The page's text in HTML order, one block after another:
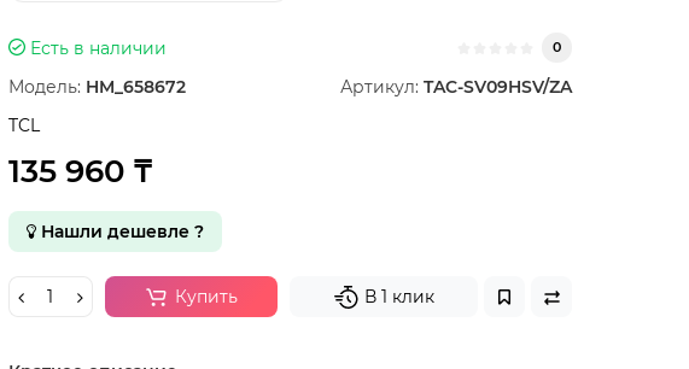
Есть в наличии 0
Модель: HM_658672 Артикул: TAC-SV09HSV/ZA
TCL
135 960 ₸
Нашли дешевле ?
Купить В 1 клик